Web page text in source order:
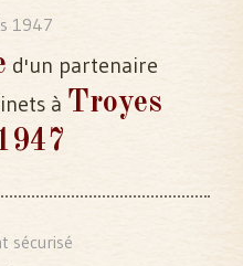
d'un partenaire
à Troyes